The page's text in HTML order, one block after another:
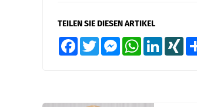
TEILEN SIE DIESEN ARTIKEL
FacebookTwitter MessengerWhatsAppLinkedInXING